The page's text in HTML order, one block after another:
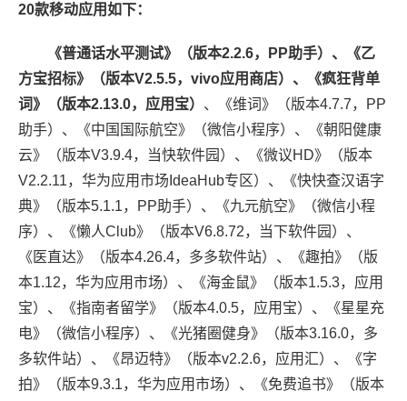
20款移动应用如下：
《普通话水平测试》（版本2.2.6，PP助手）、《乙
方宝招标》（版本V2.5.5，vivo应用商店）、《疯狂背单
词》（版本2.13.0，应用宝） 、《维词》（版本4.7.7，PP
助手）、《中国国际航空》（微信小程序）、《朝阳健康
云》（版本V3.9.4，当快软件园）、《微议HD》（版本
V2.2.11，华为应用市场IdeaHub专区）、《快快查汉语字
典》（版本5.1.1，PP助手）、《九元航空》（微信小程
序）、《懒人Club》（版本V6.8.72，当下软件园）、
《医直达》（版本4.26.4，多多软件站）、《趣拍》（版
本1.12，华为应用市场）、《海金鼠》（版本1.5.3，应用
宝）、《指南者留学》（版本4.0.5，应用宝）、《星星充
电》（微信小程序）、《光猪圈健身》（版本3.16.0，多
多软件站）、《昂迈特》（版本v2.2.6，应用汇）、《字
拍》（版本9.3.1，华为应用市场）、《免费追书》（版本